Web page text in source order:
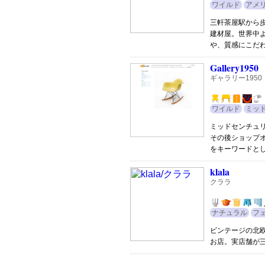
ワイルド アメ
三軒茶屋駅から
建材屋。世界中
や、質感にこだ
Gallery1950
ギャラリー1950
ワイルド ミッ
ミッドセンチュ
その後ショップ
をキーワードと
klala
クララ
ナチュラル フ
ビンテージの北
お店。実店舗が